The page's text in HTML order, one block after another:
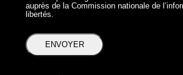
l
l
s
auprès de la Commission nationale de
libertés.